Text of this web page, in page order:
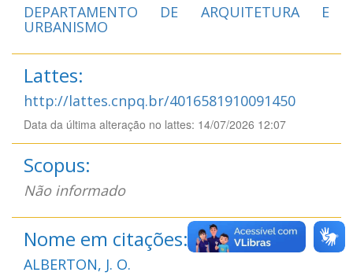
DEPARTAMENTO DE ARQUITETURA E
URBANISMO
Lattes:
http://lattes.cnpq.br/4016581910091450
Data da última alteração no lattes: 14/07/2026 12:07
Scopus:
Não informado
Nome em citações:
ALBERTON, J. O.